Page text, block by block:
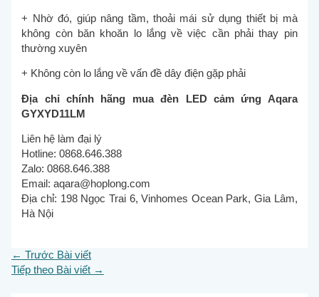
+ Nhờ đó, giúp nâng tầm, thoải mái sử dụng thiết bị mà
không còn băn khoăn lo lắng về việc cần phải thay pin
thường xuyên
+ Không còn lo lắng về vấn đề dây điện gặp phải
Địa chỉ chính hãng mua đèn LED cảm ứng Aqara
GYXYD11LM
Liên hệ làm đại lý
Hotline: 0868.646.388
Zalo: 0868.646.388
Email:aqara@hoplong.com
Địa chỉ: 198 Ngọc Trai 6, Vinhomes Ocean Park, Gia Lâm,
Hà Nội
← Trước Bài viết
Tiếp theo Bài viết →